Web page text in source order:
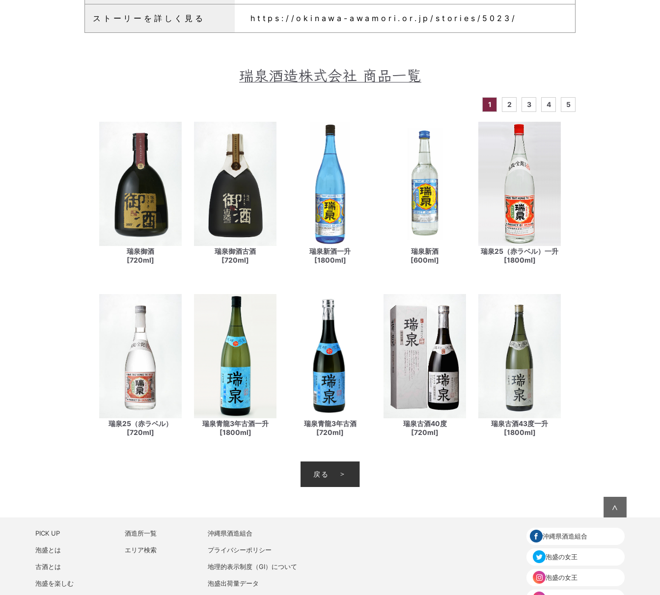
ストーリーを詳しく見る https://okinawa-awamori.or.jp/stories/5023/
瑞泉酒造株式会社 商品一覧
1 2 3 4 5
瑞泉御酒
[720ml]
瑞泉御酒古酒
[720ml]
瑞泉新酒一升
[1800ml]
瑞泉新酒
[600ml]
瑞泉25（赤ラベル）一升
[1800ml]
瑞泉25（赤ラベル）
[720ml]
瑞泉青龍3年古酒一升
[1800ml]
瑞泉青龍3年古酒
[720ml]
瑞泉古酒40度
[720ml]
瑞泉古酒43度一升
[1800ml]
戻る
∧
PICK UP
泡盛とは
古酒とは
泡盛を楽しむ
酒造所一覧
エリア検索
沖縄県酒造組合
プライバシーポリシー
地理的表示制度（GI）について
泡盛出荷量データ
沖縄県酒造組合
泡盛の女王
泡盛の女王